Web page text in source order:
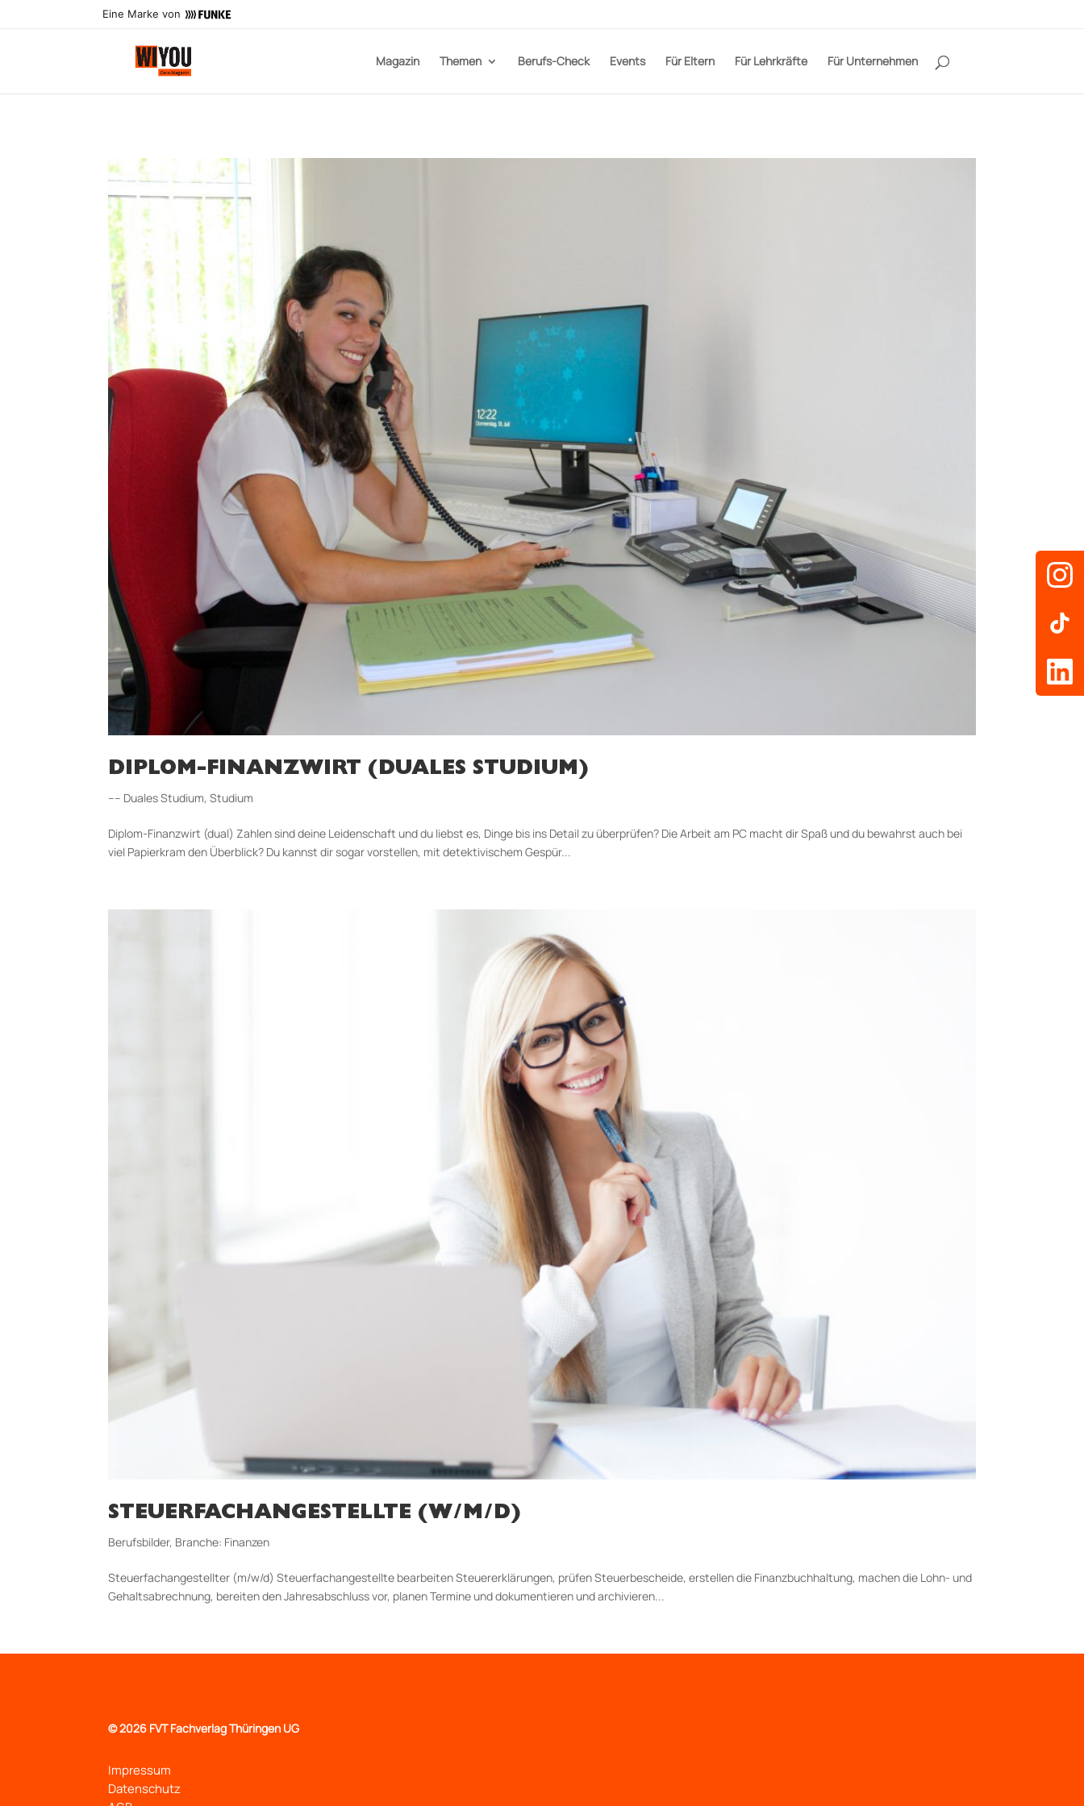
Eine Marke von
Magazin Themen Berufs-Check Events Für Eltern Für Lehrkräfte Für Unternehmen
DIPLOM-FINANZWIRT (DUALES STUDIUM)
–– Duales Studium,Studium
Diplom-Finanzwirt (dual) Zahlen sind deine Leidenschaft und du liebst es, Dinge bis ins Detail zu überprüfen? Die Arbeit am PC macht dir Spaß und du bewahrst auch bei
viel Papierkram den Überblick? Du kannst dir sogar vorstellen, mit detektivischem Gespür...
STEUERFACHANGESTELLTE (W/M/D)
Berufsbilder, Branche: Finanzen
Steuerfachangestellter (m/w/d) Steuerfachangestellte bearbeiten Steuererklärungen, prüfen Steuerbescheide, erstellen die Finanzbuchhaltung, machen die Lohn- und
Gehaltsabrechnung, bereiten den Jahresabschluss vor, planen Termine und dokumentieren und archivieren...
©2026 FVT Fachverlag Thüringen UG
Impressum
Datenschutz